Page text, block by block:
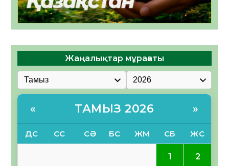
Жаңалықтар мұрағаты
« ТАМЫЗ 2026 »
ДС СС СӘ БС ЖМ СБ ЖС
1 2